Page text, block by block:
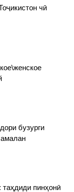
чӣ
бузурги
таҳдиди пинҳонӣ